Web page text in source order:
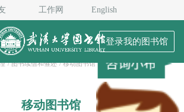
工作网 English
登录我的图书馆
/ 图书续借和催还 / 移动图书馆
移动图书馆